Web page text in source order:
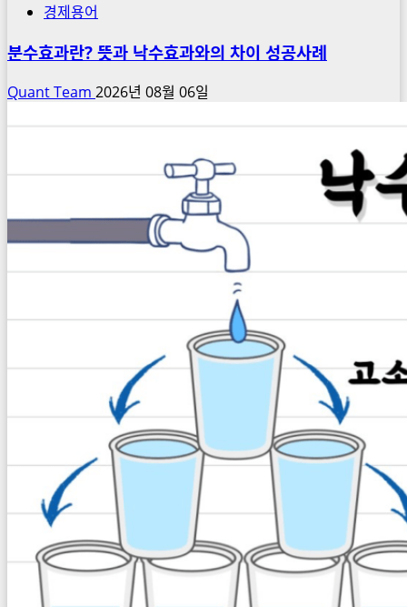
경제용어
분수효과란? 뜻과 낙수효과와의 차이 성공사례
Quant Team 2026년 08월 06일